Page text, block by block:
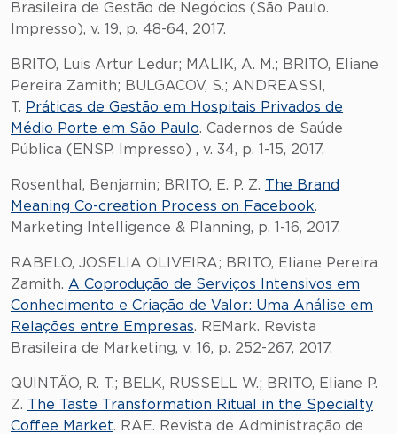
Brasileira de Gestão de Negócios (São Paulo.
Impresso), v. 19, p. 48-64, 2017.
BRITO, Luis Artur Ledur; MALIK, A. M.; BRITO, Eliane
Pereira Zamith; BULGACOV, S.; ANDREASSI,
T. Práticas de Gestão em Hospitais Privados de
Médio Porte em São Paulo. Cadernos de Saúde
Pública (ENSP. Impresso) , v. 34, p. 1-15, 2017.
Rosenthal, Benjamin; BRITO, E. P. Z. The Brand
Meaning Co-creation Process on Facebook.
Marketing Intelligence & Planning, p. 1-16, 2017.
RABELO, JOSELIA OLIVEIRA; BRITO, Eliane Pereira
Zamith. A Coprodução de Serviços Intensivos em
Conhecimento e Criação de Valor: Uma Análise em
Relações entre Empresas. REMark. Revista
Brasileira de Marketing, v. 16, p. 252-267, 2017.
QUINTÃO, R. T.; BELK, RUSSELL W.; BRITO, Eliane P.
Z. The Taste Transformation Ritual in the Specialty
Coffee Market. RAE. Revista de Administração de